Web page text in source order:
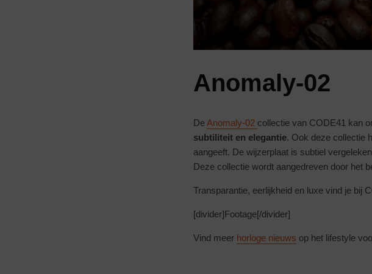
Anomaly-02
DeAnomaly-02 collectie van CODE41 kan
subtiliteit en elegantie. Ook deze collectie
aangeeft. De wijzerplaat is subtiel
Deze collectie wordt aangedreven door het
Transparantie, eerlijkheid en luxe vind je bij
[divider]Footage[/divider]
Vind meer horloge nieuws op het lifestyle